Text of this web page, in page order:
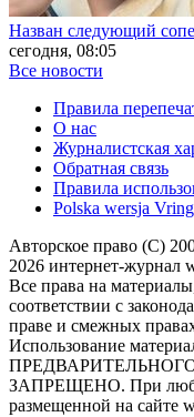
Назван следующий
сегодня, 08:05
Все новости
Правила
О нас
Журналистская
Обратная связь
Правила
Polska wersja
Авторское право (С)
2026 интернет-журнал
Все права на
соответствии с
праве и смежных
Использование
ПРЕДВАРИТЕЛЬНОГО
ЗАПРЕЩЕНО. При
размещенной на сайте